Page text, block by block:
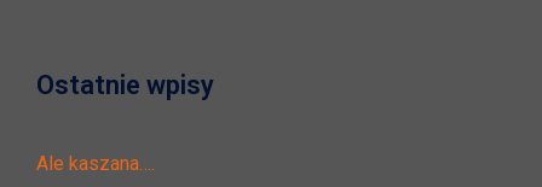
Ostatnie wpisy
Ale kaszana….